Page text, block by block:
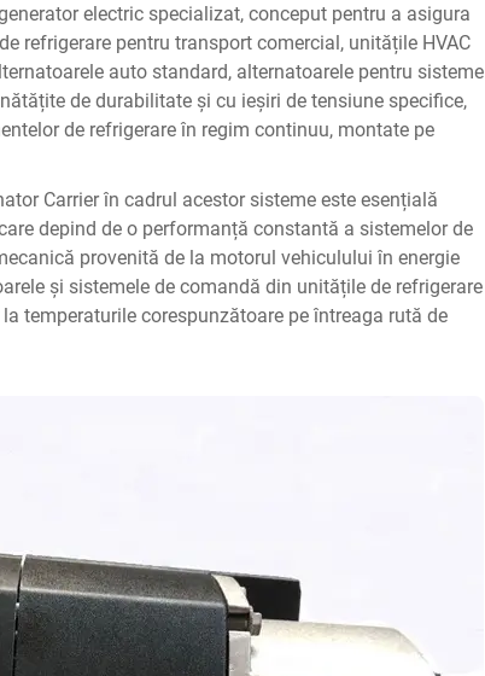
electric specializat, conceput pentru a asigura
refrigerare pentru transport comercial, unitățile HVAC
auto standard, alternatoarele pentru sisteme
de durabilitate și cu ieșiri de tensiune specifice,
de refrigerare în regim continuu, montate pe
Carrier în cadrul acestor sisteme este esențială
depind de o performanță constantă a sistemelor de
provenită de la motorul vehiculului în energie
și sistemele de comandă din unitățile de refrigerare
temperaturile corespunzătoare pe întreaga rută de